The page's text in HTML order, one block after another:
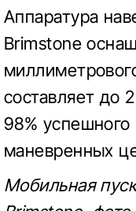
Аппаратура
Brimstone
составляет до
98%
маневренных
Мобильная